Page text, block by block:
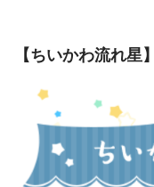
【ちいかわ流れ星】